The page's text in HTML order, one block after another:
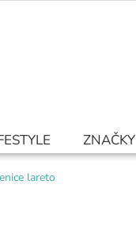
ZNAČKY
lareto